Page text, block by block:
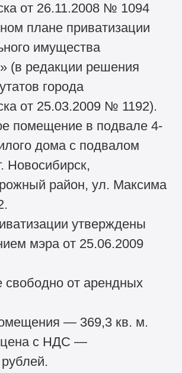
от 26.11.2008 № 1094
плане приватизации
имущества
(в редакции решения
города
от 25.03.2009 № 1192).
помещение в подвале 4-
дома с подвалом
Новосибирск,
район, ул. Максима
утверждены
мэра от 25.06.2009
от арендных
— 369,3 кв. м.
цена с НДС —